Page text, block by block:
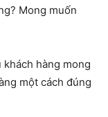
Mong muốn
hàng mong
một cách đúng